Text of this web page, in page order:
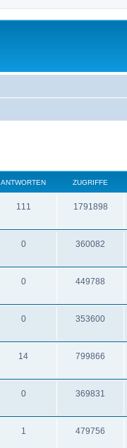
ANTWORTEN ZUGRIFFE
111 1791898
0 360082
0 449788
0 353600
14 799866
0 369831
1 479756